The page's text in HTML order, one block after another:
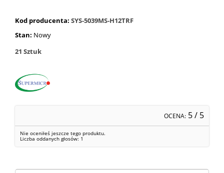
Kod producenta: SYS-5039MS-H12TRF
Stan: Nowy
21 Sztuk
OCENA: 5/ 5
Nie oceniłeś jeszcze tego produktu.
Liczba oddanych głosów: 1